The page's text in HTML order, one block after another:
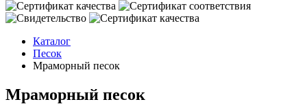
Каталог
Песок
Мраморный песок
Мраморный песок